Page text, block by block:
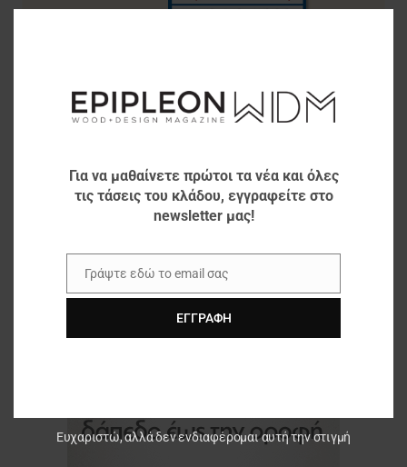
Για να μαθαίνετε πρώτοι τα νέα και όλες
τις τάσεις του κλάδου, εγγραφείτε στο
newsletter μας!
Email
Γράψτε εδώ το email σας
ΕΓΓΡΑΦΉ
Ευχαριστώ, αλλά δεν ενδιαφέρομαι αυτή την στιγμή